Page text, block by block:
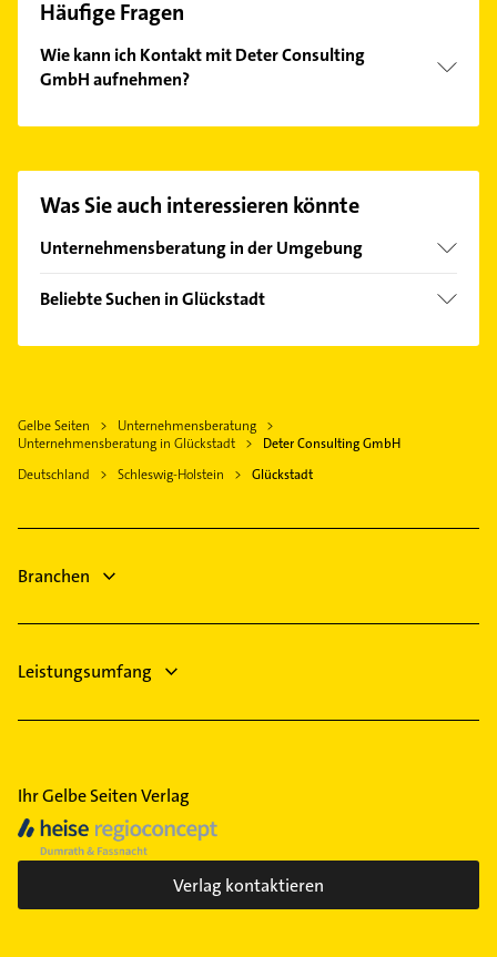
Häufige Fragen
Wie kann ich Kontakt mit Deter Consulting
GmbH aufnehmen?
finden Sie alleKontaktdaten.
Was Sie auch interessieren könnte
Unternehmensberatung in der Umgebung
Elmshorn
Kölln-Reisiek
Hemmoor
Stade
Barmstedt
Pinneberg
Beliebte Suchen in Glückstadt
Arzt
Heizungsbauer
Klempner
Gasinstallateur
Gelbe Seiten
Unternehmensberatung
Unternehmensberatung in Glückstadt
Deter Consulting GmbH
Deutschland
Schleswig-Holstein Glückstadt
Branchen
Leistungsumfang
Ihr Gelbe Seiten Verlag
Verlag kontaktieren